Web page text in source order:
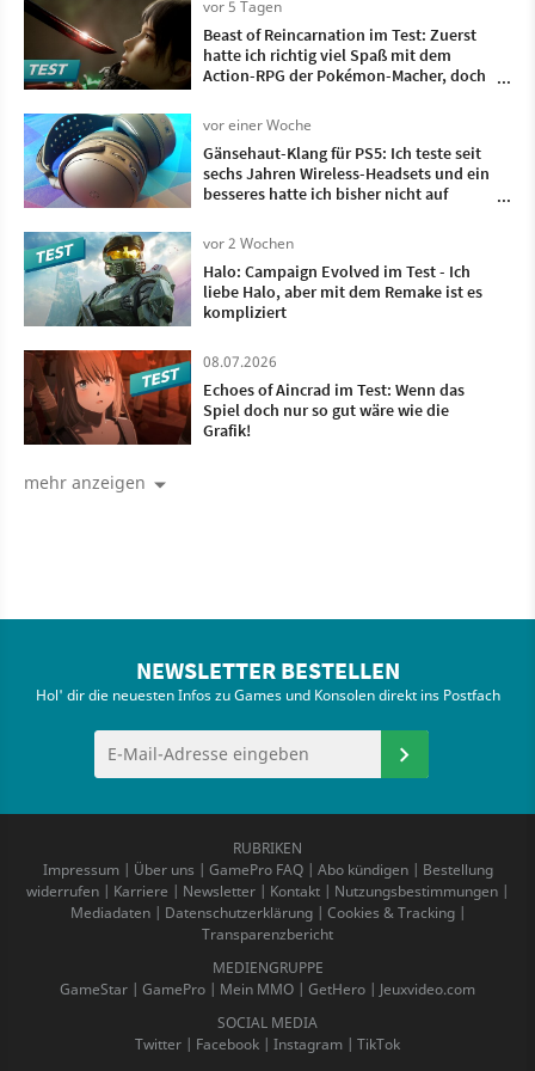
vor 5 Tagen
Beast of Reincarnation im Test: Zuerst
hatte ich richtig viel Spaß mit dem
Action-RPG der Pokémon-Macher, doch
vorbei ist
vor einer Woche
Gänsehaut-Klang für PS5: Ich teste seit
sechs Jahren Wireless-Headsets und ein
besseres hatte ich bisher nicht auf
vor 2 Wochen
Halo: Campaign Evolved im Test - Ich
liebe Halo, aber mit dem Remake ist es
kompliziert
08.07.2026
Echoes of Aincrad im Test: Wenn das
Spiel doch nur so gut wäre wie die
Grafik!
mehr anzeigen
NEWSLETTER BESTELLEN
Hol' dir die neuesten Infos zu Games und Konsolen direkt ins Postfach
RUBRIKEN
Impressum| Über uns | GamePro FAQ| Abo kündigen| Bestellung
widerrufen | Karriere | Newsletter | Kontakt | Nutzungsbestimmungen |
Mediadaten| Datenschutzerklärung| Cookies & Tracking|
Transparenzbericht
MEDIENGRUPPE
GameStar | GamePro | Mein MMO | GetHero | Jeuxvideo.com
SOCIAL MEDIA
Twitter | Facebook | Instagram | TikTok